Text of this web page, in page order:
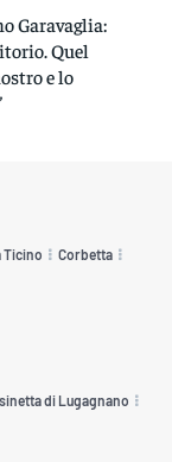
Garavaglia:
Quel
e lo
Ticino Corbetta
di Lugagnano